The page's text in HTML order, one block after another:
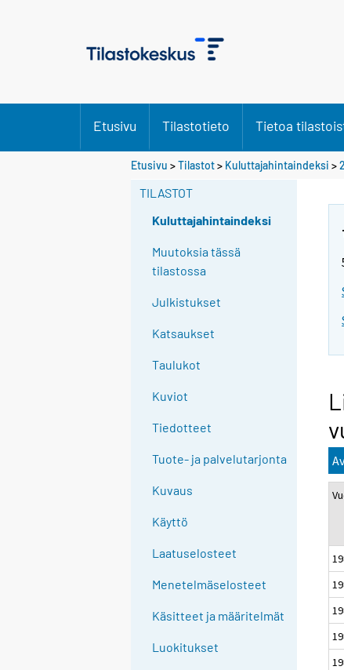
Etusivu Tilastotieto Tietoa
Etusivu >Tilastot> Kuluttajahintaindeksi >
TILASTOT
Kuluttajahintaindeksi
Muutoksia tässä
tilastossa
Julkistukset
Katsaukset
Taulukot
Kuviot
Tiedotteet
Tuote- ja palvelutarjonta
Kuvaus
Käyttö
Laatuselosteet
Menetelmäselosteet
Käsitteet ja määritelmät
Luokitukset